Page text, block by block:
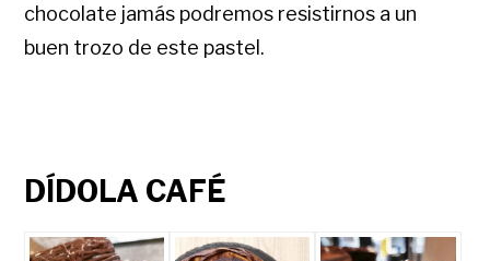
chocolate jamás podremos resistirnos a un
buen trozo de este pastel.
DÍDOLA CAFÉ